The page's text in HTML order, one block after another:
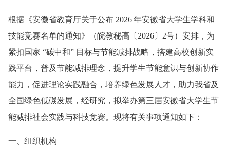
根据《安徽省教育厅关于公布 2026 年安徽省大学生学科和
技能竞赛名单的通知》（皖教秘高〔2026〕2号）安排，为
紧扣国家 “碳中和” 目标与节能减排战略，搭建高校创新实
践平台，普及节能减排理念，提升学生节能意识与创新协作
能力，促进理论实践融合，培养绿色发展人才，助力我省及
全国绿色低碳发展，经研究，拟举办第三届安徽省大学生节
能减排社会实践与科技竞赛。现将有关事项通知如下：
一、组织机构